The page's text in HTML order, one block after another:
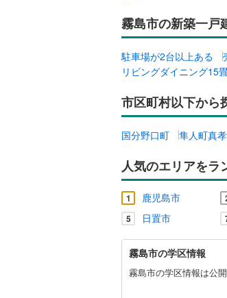
霧島市の新築一戸
駐車場が2台以上ある
リビングダイニング15
市区町村以下から
国分野口町 隼人町真孝
人気のエリアをラ
1 鹿児島市
5 日置市
霧
島
市
霧島市の学区情報
霧島市の学区情報は公